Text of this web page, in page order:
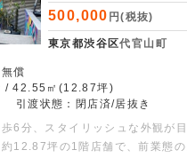
500,000 円(税抜)
東京都渋谷区代官山町
償
/ 42.55㎡(12.87坪)
引渡状態：閉店済/居抜き
6分、スタイリッシュな外観が
12.87坪の1階店舗で、前業態